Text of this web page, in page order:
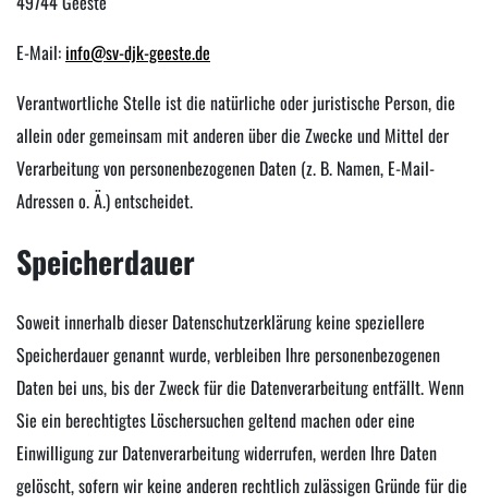
E-Mail: info@sv-djk-geeste.de
Verantwortliche Stelle ist die natürliche oder juristische Person, die
allein oder gemeinsam mit anderen über die Zwecke und Mittel der
Verarbeitung von personenbezogenen Daten (z. B. Namen, E-Mail-
Adressen o. Ä.) entscheidet.
Speicherdauer
Soweit innerhalb dieser Datenschutzerklärung keine speziellere
Speicherdauer genannt wurde, verbleiben Ihre personenbezogenen
Daten bei uns, bis der Zweck für die Datenverarbeitung entfällt. Wenn
Sie ein berechtigtes Löschersuchen geltend machen oder eine
Einwilligung zur Datenverarbeitung widerrufen, werden Ihre Daten
gelöscht, sofern wir keine anderen rechtlich zulässigen Gründe für die